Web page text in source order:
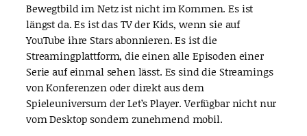
Bewegtbild im Netz ist nicht im Kommen. Es ist
längst da. Es ist das TV der Kids, wenn sie auf
YouTube ihre Stars abonnieren. Es ist die
Streamingplattform, die einen alle Episoden einer
Serie auf einmal sehen lässt. Es sind die Streamings
von Konferenzen oder direkt aus dem
Spieleuniversum der Let’s Player. Verfügbar nicht nur
vom Desktop sondern zunehmend mobil.